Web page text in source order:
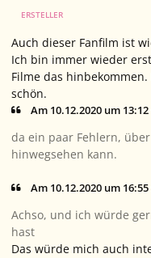
ERSTELLER
Auch dieser Fanfilm ist
Ich bin immer wieder
Filme das
schön.
Am 10.12.2020 um
da ein paar Fehlern,
hinwegsehen kann.
Am 10.12.2020 um
Achso, und ich würde
hast
Das würde mich auch